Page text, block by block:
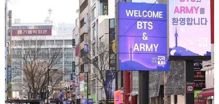
Đại diện Đại sứ quán Việt Nam tặng hoa tri ân các thầy cô giáo
Nga. (Ảnh: Tâm Hằng/Vietnam+)
Chào mừng Ngày Nhà giáo Việt Nam 20/11 và để
quảng bá truyền thống này đến với bạn bè quốc